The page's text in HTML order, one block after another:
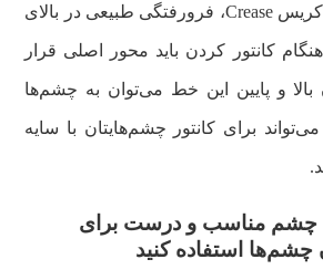
خط سوم پلک یا خط کریس Crease، فرورفتگی طبیعی در بالای
کانتور کردن باید محور اصلی قرار
بالا و پایین این خط می‌توان به چشم‌ها
برای کانتور چشم‌هایتان با سایه
چشم مناسب و درست برای
استفاده کنید